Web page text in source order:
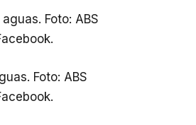
Foto: ABS